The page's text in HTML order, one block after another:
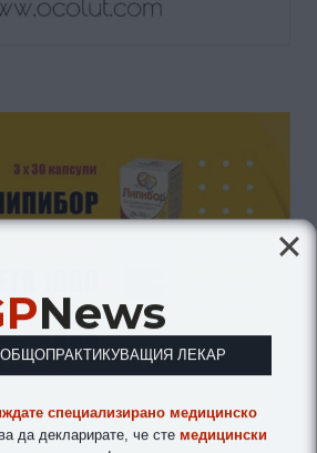
News
ЛЕКАР
специализирано медицинско
да декларирате, че сте медицински